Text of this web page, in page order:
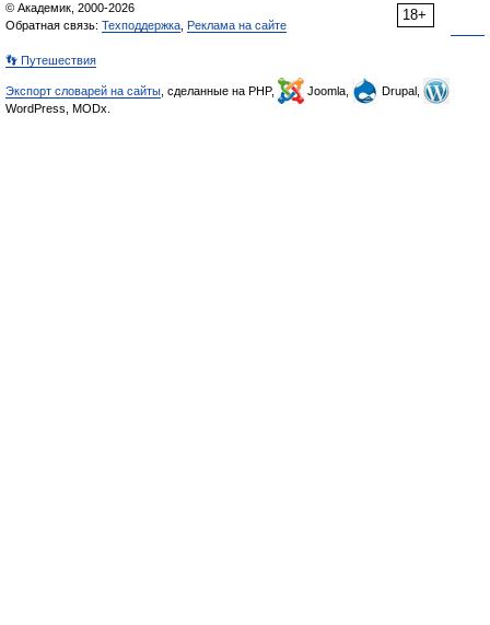
18+
© Академик, 2000-2026
Обратная связь: Техподдержка Реклама на сайте
👣 Путешествия
Экспорт словарей на сайты , сделанные на PHP, Joomla,
Drupal,
WordPress, MODx.